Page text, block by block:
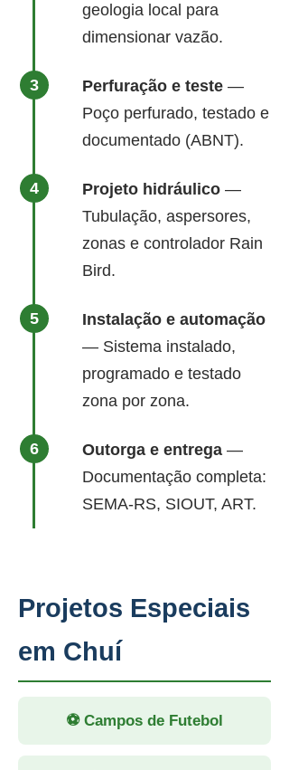
geologia local para
dimensionar vazão.
Perfuração e teste —
Poço perfurado, testado e
documentado (ABNT).
Projeto hidráulico —
Tubulação, aspersores,
zonas e controlador Rain
Bird.
Instalação e automação
— Sistema instalado,
programado e testado
zona por zona.
Outorga e entrega —
Documentação completa:
SEMA-RS, SIOUT, ART.
Projetos Especiais
em Chuí
⚽ Campos de Futebol